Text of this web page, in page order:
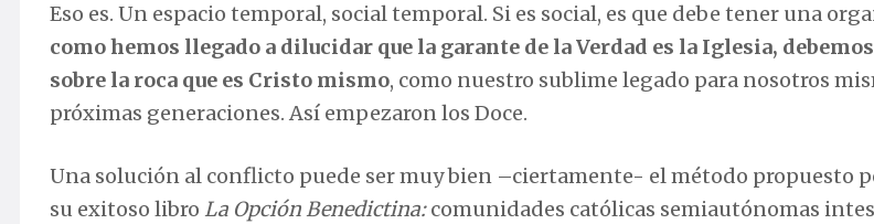
Eso es. Un espacio temporal, social temporal. Si es social, es que debe tener una
como hemos llegado a dilucidar que la garante de la Verdad es la Iglesia,
sobre la roca que es Cristo mismo, como nuestro sublime legado para nosotros
próximas generaciones. Así empezaron los Doce.
Una solución al conflicto puede ser muy bien –ciertamente- el método propuesto
su exitoso libro La Opción Benedictina:comunidades católicas semiautónomas